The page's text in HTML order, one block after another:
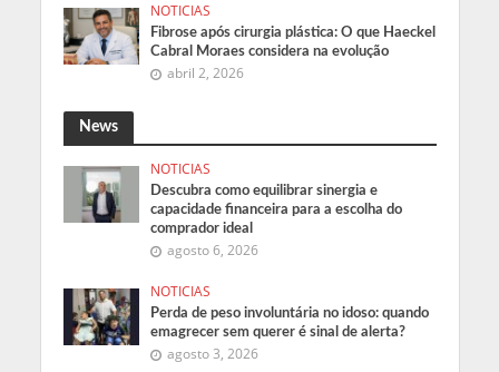
NOTICIAS
Fibrose após cirurgia plástica: O que Haeckel
Cabral Moraes considera na evolução
abril 2, 2026
News
NOTICIAS
Descubra como equilibrar sinergia e
capacidade financeira para a escolha do
comprador ideal
agosto 6, 2026
NOTICIAS
Perda de peso involuntária no idoso: quando
emagrecer sem querer é sinal de alerta?
agosto 3, 2026